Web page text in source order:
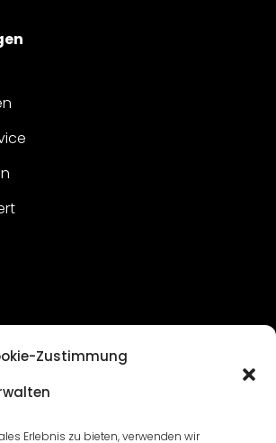
Zustimmung
Erlebnis zu bieten, verwenden wir